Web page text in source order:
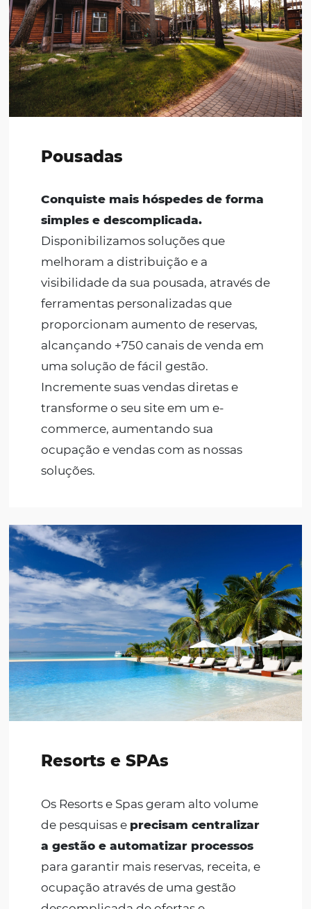
processos manuais e digitalizar
recebimento de pagamentos,
evitando erros e otimizando a
performance das equipes, em uma
as vendas da sua Rede Hoteleira
Conquiste mais hóspedes de forma
simples e descomplicada.
Disponibilizamos soluções que
melhoram a distribuição e a
visibilidade da sua pousada, através
ferramentas personalizadas que
proporcionam aumento de reservas,
uma solução de fácil gestão.
transforme o seu site em um e-
commerce, aumentando sua
ocupação e vendas com as nossas
soluções.